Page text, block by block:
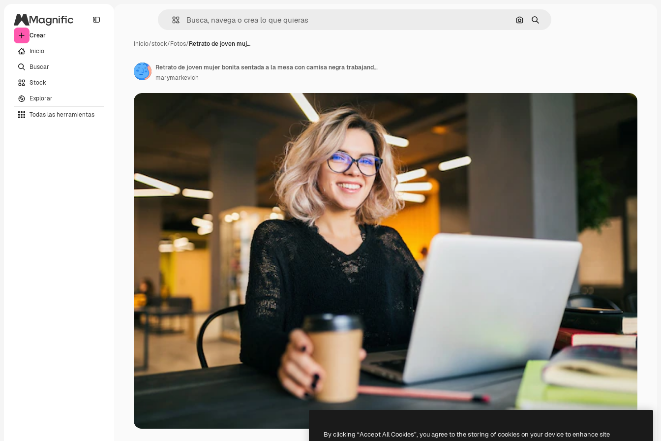
Crear
Inicio
Buscar
Stock
Explorar
Todas las herramientas
Buscar por imagen
Buscar
Inicio/stock/Fotos/Retrato de joven muj…
Retrato de joven mujer bonita sentada a la mesa con camisa negra trabajando en un portátil en la oficina de trabajo conjunto
marymarkevich
By clicking “Accept All Cookies”, you agree to the storing of cookies on your device to enhance site